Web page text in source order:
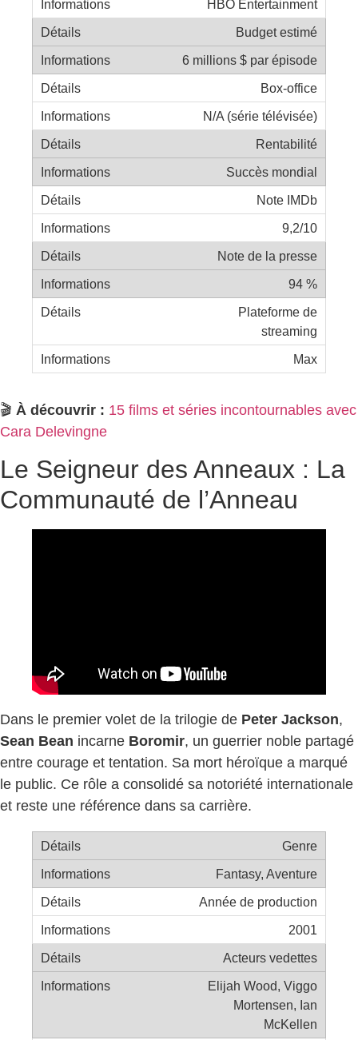
HBO Entertainment
Budget estimé
6 millions $ par épisode
Box-office
N/A (série télévisée)
Rentabilité
Succès mondial
Note IMDb
9,2/10
Note de la presse
94 %
Plateforme de
streaming
Max
🎬 À découvrir : 15 films et séries incontournables avec
Cara Delevingne
Le Seigneur des Anneaux : La
Communauté de l’Anneau
Dans le premier volet de la trilogie de Peter Jackson,
Sean Bean incarne Boromir, un guerrier noble partagé
entre courage et tentation. Sa mort héroïque a marqué
le public. Ce rôle a consolidé sa notoriété internationale
et reste une référence dans sa carrière.
Genre
Fantasy, Aventure
Année de production
2001
Acteurs vedettes
Elijah Wood, Viggo
Mortensen, Ian
McKellen